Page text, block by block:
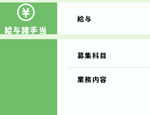
給与諸手当
給与
募集科目
業務内容